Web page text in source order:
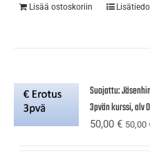
Lisää ostoskoriin
Suojattu:
3pvän kurssi, alv
50,00€ 50,00